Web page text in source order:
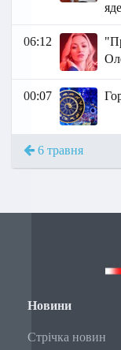
06:12
00:07
6 травня
Новини
Стрічка новин